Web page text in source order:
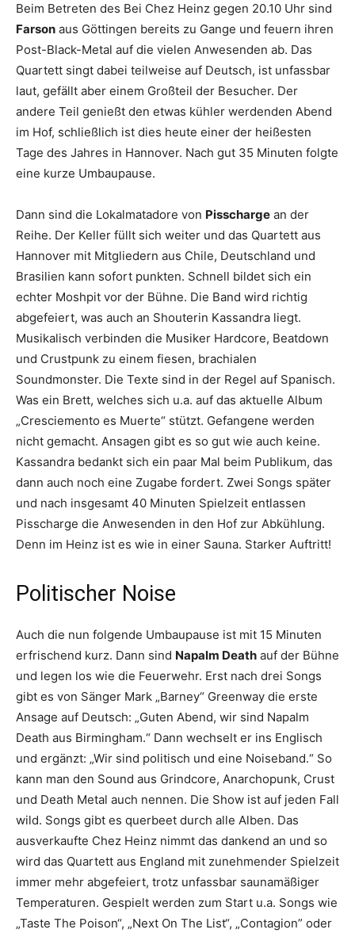
Beim Betreten des Bei Chez Heinz gegen 20.10 Uhr sind
Farson aus Göttingen bereits zu Gange und feuern ihren
Post-Black-Metal auf die vielen Anwesenden ab. Das
Quartett singt dabei teilweise auf Deutsch, ist unfassbar
laut, gefällt aber einem Großteil der Besucher. Der
andere Teil genießt den etwas kühler werdenden Abend
im Hof, schließlich ist dies heute einer der heißesten
Tage des Jahres in Hannover. Nach gut 35 Minuten folgte
eine kurze Umbaupause.
Dann sind die Lokalmatadore von Pisscharge an der
Reihe. Der Keller füllt sich weiter und das Quartett aus
Hannover mit Mitgliedern aus Chile, Deutschland und
Brasilien kann sofort punkten. Schnell bildet sich ein
echter Moshpit vor der Bühne. Die Band wird richtig
abgefeiert, was auch an Shouterin Kassandra liegt.
Musikalisch verbinden die Musiker Hardcore, Beatdown
und Crustpunk zu einem fiesen, brachialen
Soundmonster. Die Texte sind in der Regel auf Spanisch.
Was ein Brett, welches sich u.a. auf das aktuelle Album
„Cresciemento es Muerte“ stützt. Gefangene werden
nicht gemacht. Ansagen gibt es so gut wie auch keine.
Kassandra bedankt sich ein paar Mal beim Publikum, das
dann auch noch eine Zugabe fordert. Zwei Songs später
und nach insgesamt 40 Minuten Spielzeit entlassen
Pisscharge die Anwesenden in den Hof zur Abkühlung.
Denn im Heinz ist es wie in einer Sauna. Starker Auftritt!
Politischer Noise
Auch die nun folgende Umbaupause ist mit 15 Minuten
erfrischend kurz. Dann sind Napalm Death auf der Bühne
und legen los wie die Feuerwehr. Erst nach drei Songs
gibt es von Sänger Mark „Barney“ Greenway die erste
Ansage auf Deutsch: „Guten Abend, wir sind Napalm
Death aus Birmingham.“ Dann wechselt er ins Englisch
und ergänzt: „Wir sind politisch und eine Noiseband.“ So
kann man den Sound aus Grindcore, Anarchopunk, Crust
und Death Metal auch nennen. Die Show ist auf jeden Fall
wild. Songs gibt es querbeet durch alle Alben. Das
ausverkaufte Chez Heinz nimmt das dankend an und so
wird das Quartett aus England mit zunehmender Spielzeit
immer mehr abgefeiert, trotz unfassbar saunamäßiger
Temperaturen. Gespielt werden zum Start u.a. Songs wie
„Taste The Poison“, „Next On The List“, „Contagion” oder